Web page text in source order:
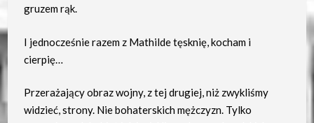
gruzem rąk.
I jednocześnie razem z Mathilde tęsknię, kocham i
cierpię…
Przerażający obraz wojny, z tej drugiej, niż zwykliśmy
widzieć, strony. Nie bohaterskich mężczyzn. Tylko